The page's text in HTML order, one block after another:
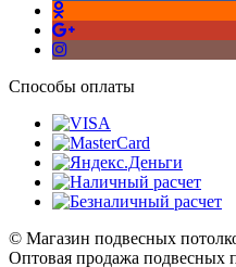
Способы оплаты
© Магазин подвесных
Оптовая продажа подвесных